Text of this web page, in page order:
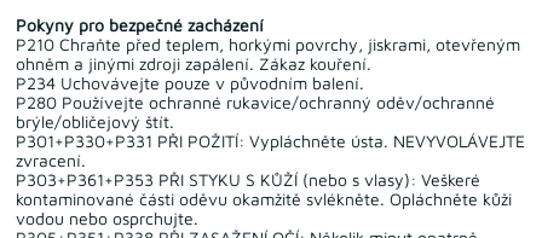
Pokyny pro bezpečné zacházení
P210 Chraňte před teplem, horkými povrchy, jiskrami, otevřeným
ohněm a jinými zdroji zapálení. Zákaz kouření.
P234 Uchovávejte pouze v původním balení.
P280 Používejte ochranné rukavice/ochranný oděv/ochranné
brýle/obličejový štít.
P301+P330+P331 PŘI POŽITÍ: Vypláchněte ústa. NEVYVOLÁVEJTE
zvracení.
P303+P361+P353 PŘI STYKU S KŮŽÍ (nebo s vlasy): Veškeré
kontaminované části oděvu okamžitě svlékněte. Opláchněte kůži
vodou nebo osprchujte.